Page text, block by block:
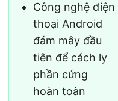
Công nghệ điện
thoại Android
đám mây đầu
tiên để cách ly
phần cứng
hoàn toàn